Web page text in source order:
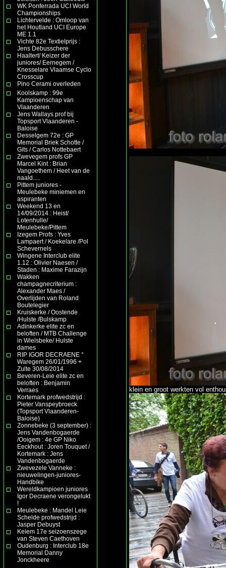
WK Ponferrada UCI World
Championships
Lichtervelde : Omloop van
het Houtland UCI Europe
ME 1.1
Vichte 82e Textielprijs :
Jens Debusschere
Haaltert/ Keizer der
juniores/ Eernegem /
Knesselare Vlaamse Cyclo
Crosscup
Pino Cerami overleden
Koolskamp : 99e
Kampioenschap van
Vlaanderen
Jens Wallays prof bij
Topsport Vlaanderen -
Baloise
Desselgem 72e : GP
Memorial Briek Schotte /
Gits / Carlos Nottebaert
Zwevegem profs GP
Marcel Kint : Brian
Vangoethem / Heet van de
naald.....
Pittem juniores -
Meulebeke miniemen en
aspiranten
Weekend 13 en
14/09/2014 : Heist/
Lotenhulle/
Meulebeke/Pittem
Izegem Profs : Yves
Lampaert / Koekelare /Pol
Schevernels
Wingene Interclub elite
1.12 : Olivier Naesen /
Staden : Maxime Farazijn
Wakken
champagnecriterium :
Alexander Maes /
Overlijden van Roland
Boutelegier
Kruiskerke / Oostende
/Hulste /Bulskamp
Adinkerke elite zc en
beloften / MTB Challenge
in Wielsbeke/ Hulste
dames
RIP IGOR DECRAENE °
Waregem 26/01/1996 +
Zulte 30/08/2014
Beveren-Leie elite zc en
beloften : Benjamin
Verraes
Kortemark profwedstrijd :
Pieter Vanspeybroeck
(Topsport Vlaanderen-
Baloise)
Zonnebeke (3 september) :
Jens Vandenbogaerde
/Ooigem : 4e GP Niko
Eeckhout : Joren Touquet /
Kortemark : Jens
Vandenbogaerde
Zwevezele Vanneke :
nieuwelingen-juniores-
Handbike
Wereldkampioen juniores
Igor Decraene verongelukt
!
Meulebeke : Mandel Leie
Schelde profwedstrijd :
Jasper Debuyst
Keiem 17e seizoenszege
van Steven Caethoven
Oudenburg : Interclub 18e
Memorial Danny
Jonckheere
klein en groot werkten vol